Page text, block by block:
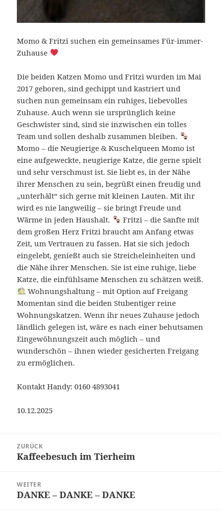
Momo & Fritzi suchen ein gemeinsames Für-immer-
Zuhause
Die beiden Katzen Momo und Fritzi wurden im Mai
2017 geboren, sind gechippt und kastriert und
suchen nun gemeinsam ein ruhiges, liebevolles
Zuhause. Auch wenn sie ursprünglich keine
Geschwister sind, sind sie inzwischen ein tolles
Team und sollen deshalb zusammen bleiben.
Momo – die Neugierige & Kuschelqueen Momo ist
eine aufgeweckte, neugierige Katze, die gerne spielt
und sehr verschmust ist. Sie liebt es, in der Nähe
ihrer Menschen zu sein, begrüßt einen freudig und
„unterhält“ sich gerne mit kleinen Lauten. Mit ihr
wird es nie langweilig – sie bringt Freude und
Wärme in jeden Haushalt.
Fritzi – die Sanfte mit
dem großen Herz Fritzi braucht am Anfang etwas
Zeit, um Vertrauen zu fassen. Hat sie sich jedoch
eingelebt, genießt auch sie Streicheleinheiten und
die Nähe ihrer Menschen. Sie ist eine ruhige, liebe
Katze, die einfühlsame Menschen zu schätzen weiß.
Wohnungshaltung – mit Option auf Freigang
Momentan sind die beiden Stubentiger reine
Wohnungskatzen. Wenn ihr neues Zuhause jedoch
ländlich gelegen ist, wäre es nach einer behutsamen
Eingewöhnungszeit auch möglich – und
wunderschön – ihnen wieder gesicherten Freigang
zu ermöglichen.
Kontakt Handy: 0160 4893041
10.12.2025
ZURÜCK
Vorheriger
Kaffeebesuch im Tierheim
WEITER
Nächster
DANKE – DANKE – DANKE